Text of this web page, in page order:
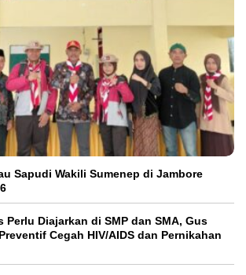
Sapudi Wakili Sumenep di Jambore
Perlu Diajarkan di SMP dan SMA, Gus
Cegah HIV/AIDS dan Pernikahan